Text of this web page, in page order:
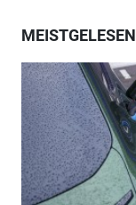
MEISTGELESEN